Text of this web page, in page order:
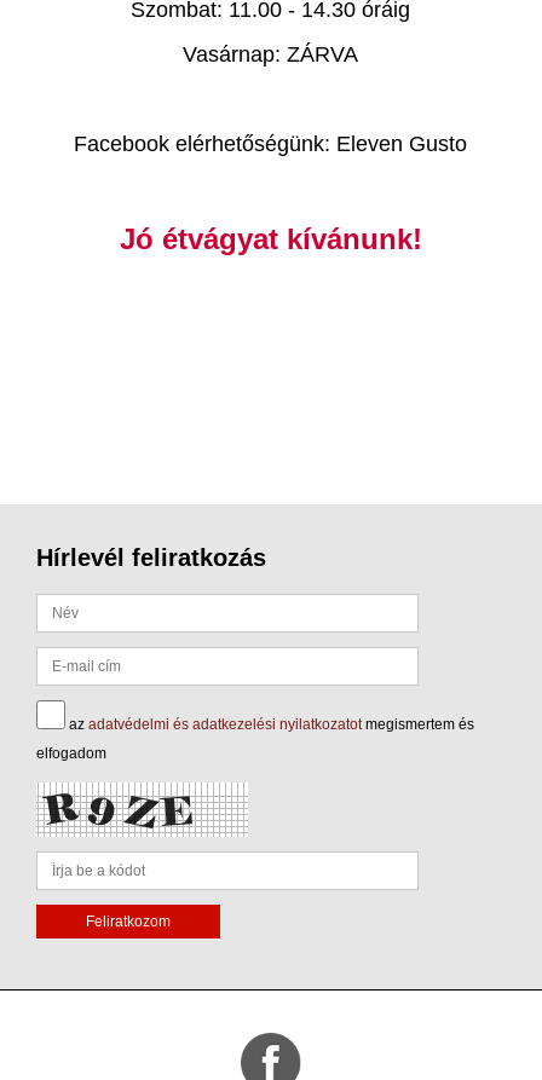
Szombat: 11.00 - 14.30 óráig
Vasárnap: ZÁRVA
Facebook elérhetőségünk: Eleven Gusto
Jó étvágyat kívánunk!
Hírlevél feliratkozás
az adatvédelmi és adatkezelési nyilatkozatotmegismertem és
elfogadom